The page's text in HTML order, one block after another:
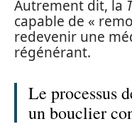
Autrement dit, la
capable de «
redevenir une
régénérant.
Le processus
un bouclier